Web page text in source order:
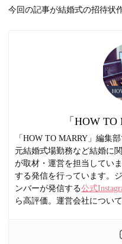
今回の記事が結婚式の招待状
「HOW
「HOW TO MARRY」編集
元結婚式場勤務など結婚に
が取材・運営を担当してい
する発信を行っています。
ンバーが発信する公式
ら高評価。運営会社につい